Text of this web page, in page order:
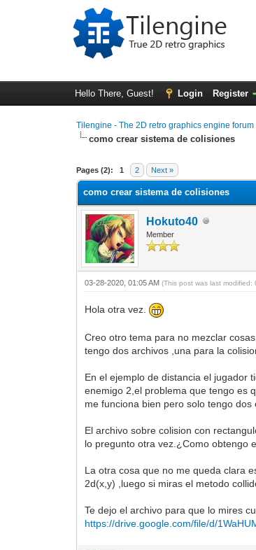
Hello There, Guest! Login Register
Tilengine - The 2D retro graphics engine forum
como crear sistema de colisiones
Pages (2): 1 2 Next »
0 Vote(s) - 0 Average
1
2
3
4
5
como crear sistema de colisiones
Hokuto40
Member
03-28-2020, 01:05 AM(This post was last
Hola otra vez.
Creo otro tema para no mezclar
tengo dos archivos ,una para la
En el ejemplo de distancia el jugador
enemigo 2,el problema que tengo es
me funciona bien pero solo tengo
El archivo sobre colision con
lo pregunto otra vez.¿Como obtengo
La otra cosa que no me queda clara
2d(x,y) ,luego si miras el metodo
Te dejo el archivo para que lo mires
https://drive.google.com/file/d/